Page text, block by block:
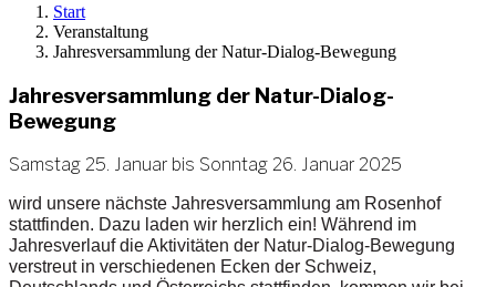
Start
Veranstaltung
Jahresversammlung der Natur-Dialog-Bewegung
Jahresversammlung der Natur-Dialog-
Bewegung
Samstag 25. Januar bis Sonntag 26. Januar 2025
wird unsere nächste Jahresversammlung am Rosenhof
stattfinden. Dazu laden wir herzlich ein! Während im
Jahresverlauf die Aktivitäten der Natur-Dialog-Bewegung
verstreut in verschiedenen Ecken der Schweiz,